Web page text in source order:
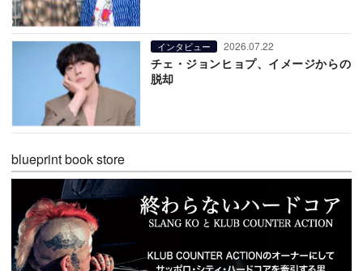
インタビュー 2026.07.22
チェ・ジョンヒョプ、イメージからの
脱却
blueprint book store